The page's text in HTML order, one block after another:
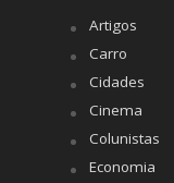
Artigos
Carro
Cidades
Cinema
Colunistas
Economia